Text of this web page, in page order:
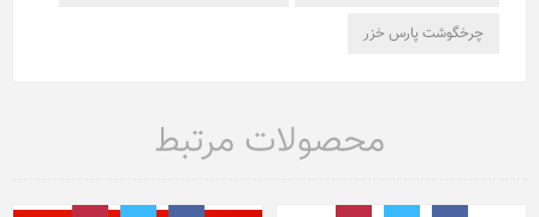
چرخگوشت پارس خزر
محصولات مرتبط